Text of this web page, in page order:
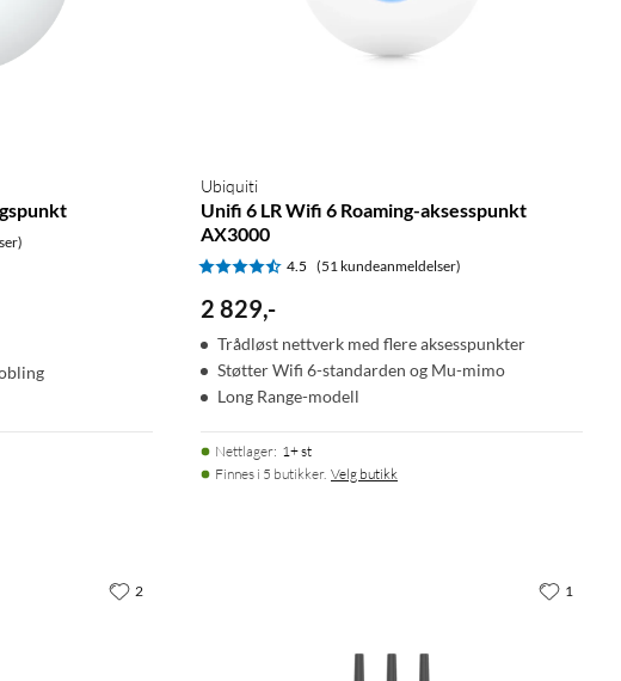
Ubiquiti
Unifi 6 LR Wifi 6 Roaming-aksesspunkt
AX3000
4.5 (51 kundeanmeldelser)
2 829,-
Trådløst nettverk med flere aksesspunkter
Støtter Wifi 6-standarden og Mu-mimo
Long Range-modell
Nettlager: 1+ st
Finnes i 5 butikker. Velg butikk
2 1